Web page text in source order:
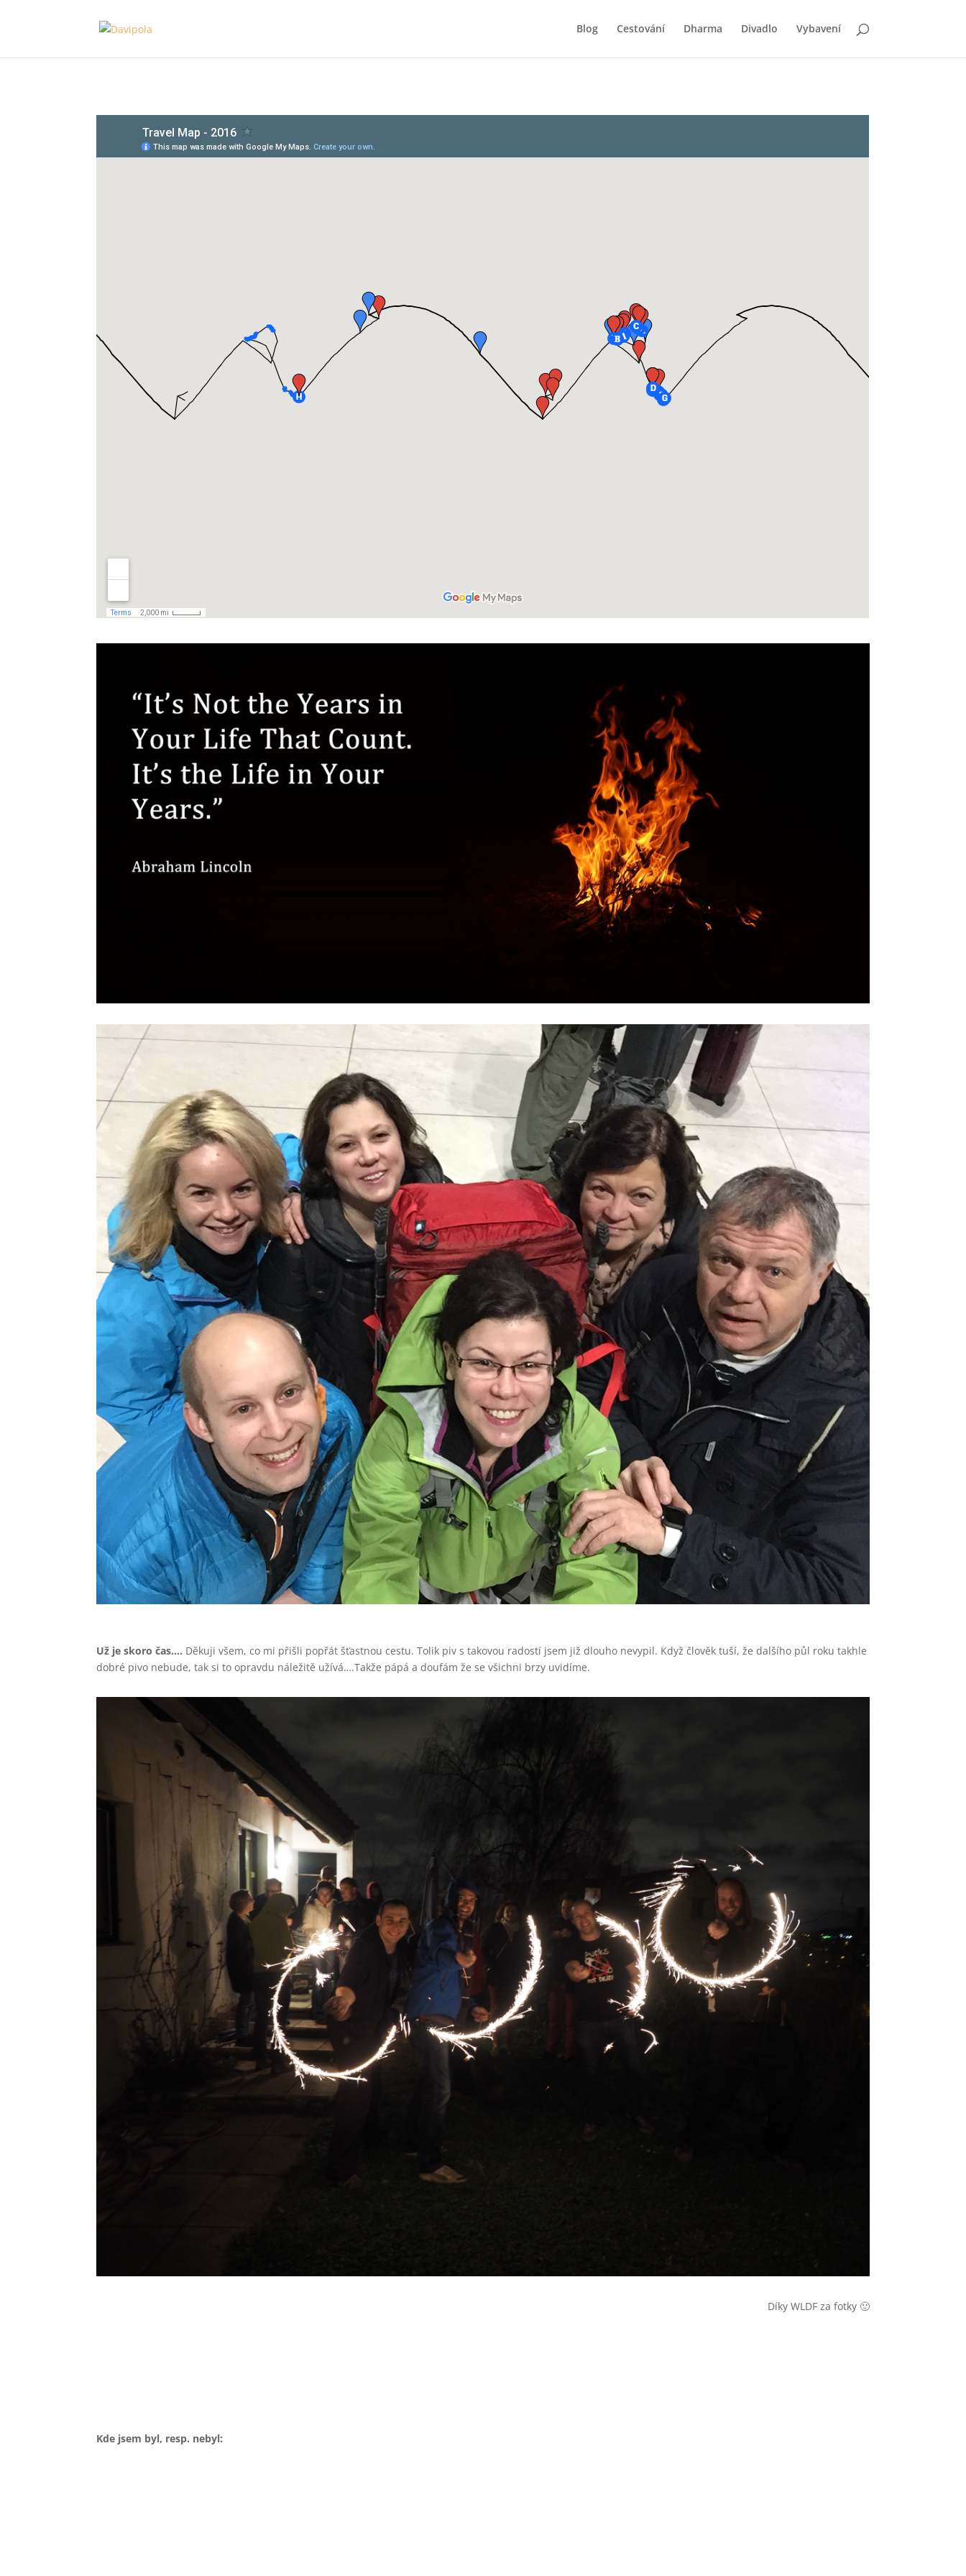
Blog Cestování Dharma Divadlo Vybavení
Už je skoro čas…. Děkuji všem, co mi přišli popřát šťastnou cestu. Tolik piv s takovou radostí jsem již dlouho nevypil. Když člověk tuší, že dalšího půl roku takhle
dobré pivo nebude, tak si to opravdu náležitě užívá….Takže pápá a doufám že se všichni brzy uvidíme.
Díky WLDF za fotky 🙂
Kde jsem byl, resp. nebyl: